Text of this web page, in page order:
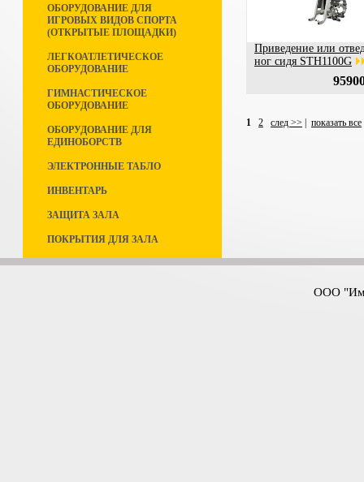
ОБОРУДОВАНИЕ ДЛЯ
ИГРОВЫХ ВИДОВ СПОРТА
(ОТКРЫТЫЕ ПЛОЩАДКИ)
ЛЕГКОАТЛЕТИЧЕСКОЕ
ОБОРУДОВАНИЕ
ГИМНАСТИЧЕСКОЕ
ОБОРУДОВАНИЕ
ОБОРУДОВАНИЕ ДЛЯ
ЕДИНОБОРСТВ
ЭЛЕКТРОННЫЕ ТАБЛО
ИНВЕНТАРЬ
ЗАЩИТА ЗАЛА
ПОКРЫТИЯ ДЛЯ ЗАЛА
Приведение или
ног сидя STH1100G
1 2 след >> показать все
ООО